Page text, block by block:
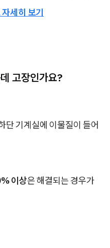
세히 보기
고장인가요?
단 기계실에 이물질이 들어
이상은 해결되는 경우가